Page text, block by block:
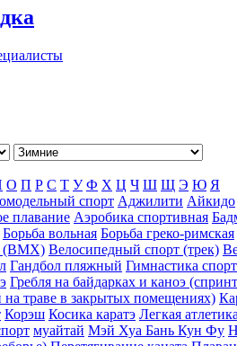
О П Р С Т У Ф Х Ц Ч Ш Щ Э Ю Я
спорт Аджилити Айкидо
плавание Аэробика спортивная
Борьба вольная Борьба греко-римская
(BMX) Велосипедный спорт (трек)
Гандбол пляжный Гимнастика
Гребля на байдарках и каноэ
траве в закрытых помещениях)
Корэш Косика каратэ Легкая атлетика
муайтай Мэй Хуа Бань Кун Фу